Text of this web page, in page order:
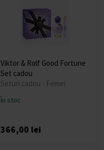
Viktor & Rolf Good Fortune
Set cadou
Seturi cadou - Femei
În stoc
366,00 lei